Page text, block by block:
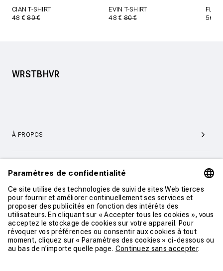
CIAN T-SHIRT
48 €80 €
EVIN T-SHIRT
48 €80 €
56 €
WRSTBHVR
À PROPOS
CONTACT